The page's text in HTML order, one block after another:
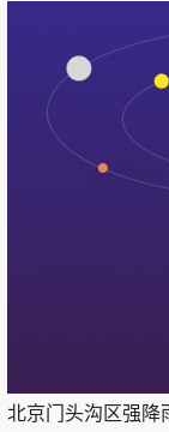
北京门头沟区强降